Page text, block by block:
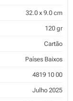
32.0 x 9.0 cm
120 gr
Cartão
Países Baixos
4819 10 00
Julho 2025